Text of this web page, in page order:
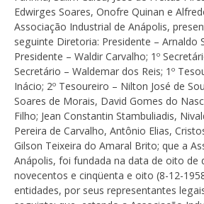
Edwirges Soares, Onofre Quinan e
Associação Industrial de Anápolis,
seguinte Diretoria: Presidente – Arnaldo
Presidente – Waldir Carvalho; 1º
Secretário – Waldemar dos Reis; 1º
Inácio; 2º Tesoureiro – Nilton José de
Soares de Morais, David Gomes do
Filho; Jean Constantin Stambuliadis,
Pereira de Carvalho, Antônio Elias,
Gilson Teixeira do Amaral Brito; que a
Anápolis, foi fundada na data de oito de
novecentos e cinqüenta e oito (8-12-
entidades, por seus representantes